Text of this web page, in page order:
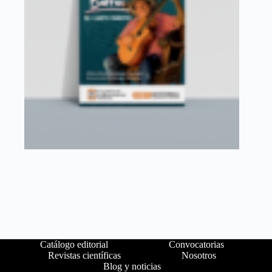
Catálogo editorial
Convocatorias
Revistas científicas
Nosotros
Blog y noticias